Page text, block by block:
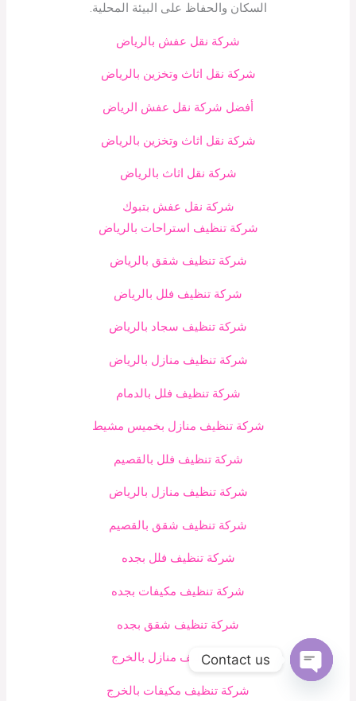
السكان والحفاظ على البيئة المحلية.
شركة نقل عفش بالرياض
شركة نقل اثاث وتخزين بالرياض
أفضل شركة نقل عفش الرياض
شركة نقل اثاث وتخزين بالرياض
شركة نقل اثاث بالرياض
شركة نقل عفش بتبوك
شركة تنظيف استراحات بالرياض
شركة تنظيف شقق بالرياض
شركة تنظيف فلل بالرياض
شركة تنظيف سجاد بالرياض
شركة تنظيف منازل بالرياض
شركة تنظيف فلل بالدمام
شركة تنظيف منازل بخميس مشيط
شركة تنظيف فلل بالقصيم
شركة تنظيف منازل بالرياض
شركة تنظيف شقق بالقصيم
شركة تنظيف فلل بجده
شركة تنظيف مكيفات بجده
شركة تنظيف شقق بجده
شركة تنظيف منازل بالخرج
شركة تنظيف مكيفات بالخرج
Contact us
Open